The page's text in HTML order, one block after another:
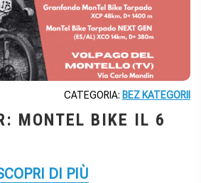
CATEGORIA: BEZ KATEGORII
MONTEL BIKE IL 6
DI PIÙ